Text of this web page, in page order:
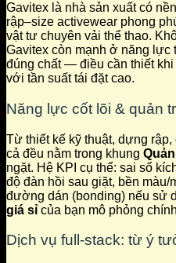
Gavitex là nhà sản xuất có
rập–size activewear phong
vật tư chuyên vải thể thao.
Gavitex còn mạnh ở năng lực
đúng chất — điều cần thiết khi
với tần suất tái đặt cao.
Năng lực cốt lõi & quản
Từ thiết kế kỹ thuật, dựng
cả đều nằm trong khung
ngặt. Hệ KPI cụ thể: sai số
độ đàn hồi sau giặt, bền
đường dán (bonding) nếu sử
giá sỉ của bạn mô phỏng
Dịch vụ full-stack: từ ý